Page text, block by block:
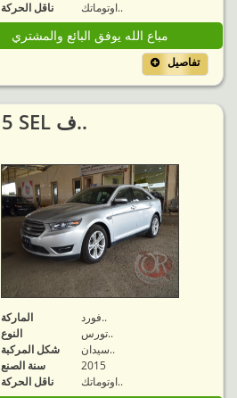
ناقل الحركة
اوتوماتك..
مباع الله يوفق البائع والمشتري
تفاصيل
2015 SEL ف..
الماركة
فورد..
النوع
تورس..
شكل المركبة
سيدان..
سنة الصنع
2015
ناقل الحركة
اوتوماتك..